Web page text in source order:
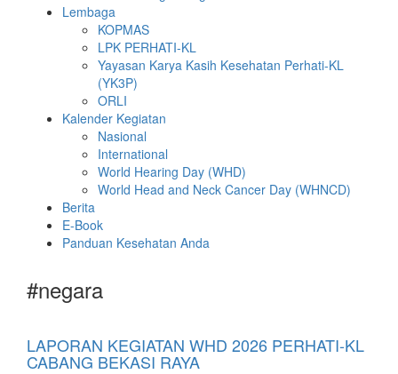
Lembaga
KOPMAS
LPK PERHATI-KL
Yayasan Karya Kasih Kesehatan Perhati-KL
(YK3P)
ORLI
Kalender Kegiatan
Nasional
International
World Hearing Day (WHD)
World Head and Neck Cancer Day (WHNCD)
Berita
E-Book
Panduan Kesehatan Anda
#negara
LAPORAN KEGIATAN WHD 2026 PERHATI-KL
CABANG BEKASI RAYA